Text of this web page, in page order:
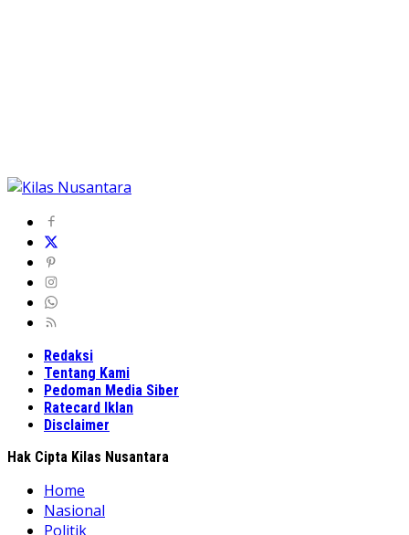
Redaksi
Tentang Kami
Pedoman Media Siber
Ratecard Iklan
Disclaimer
Hak Cipta Kilas Nusantara
Home
Nasional
Politik